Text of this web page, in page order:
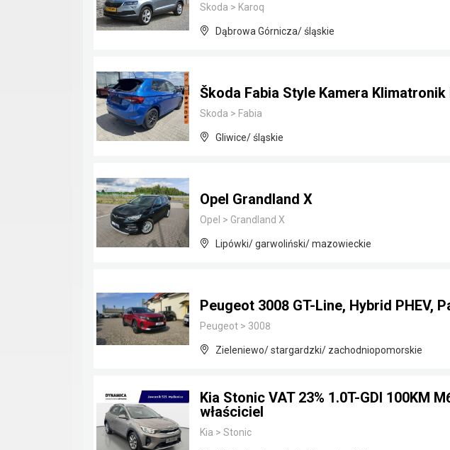
Skoda > Karoq
Dąbrowa Górnicza/ śląskie
Škoda Fabia Style Kamera
Skoda > Fabia
Gliwice/ śląskie
Opel Grandland X
Opel > Grandland X
Lipówki/ garwoliński/ mazowieckie
Peugeot 3008 GT-Line, Hybrid PHEV,
Peugeot > 3008
Zieleniewo/ stargardzki/ zachodniopomorskie
Kia Stonic VAT 23% 1.0T-GDI 100KM
właściciel
Kia > Stonic